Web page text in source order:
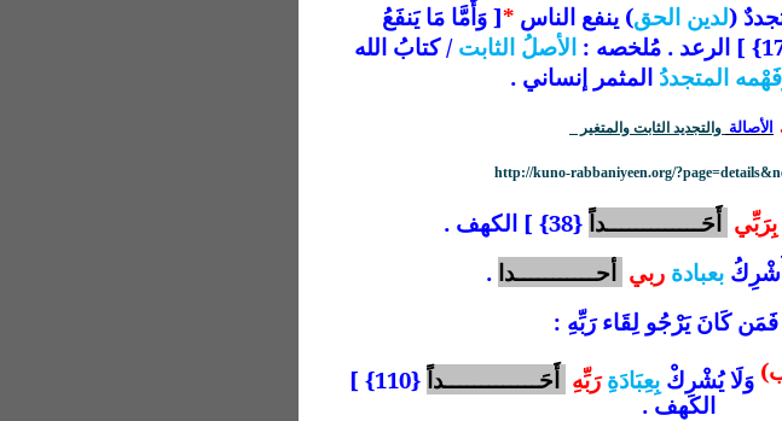
(لدين الحق) ينفع الناس *[ وَأَمَّا مَا يَنفَعُ
الأصلُ الثابت / كتابُ الله
المتجددُ المثمر إنساني .
الأصالة والتجديد الثابت والمتغير
http://kuno-rabbaniyeen.org/
بِرَبِّي أَحَـــــــــــــداً {38} ] الكهف .
بعبادة ربي أحـــــــــــدا .
كَانَ يَرْجُو لِقَاء رَبِّهِ :
وَلَا يُشْرِكْ بِعِبَادَةِرَبِّهِ أَحَـــــــــــــداً
{110} ]
الكهف .